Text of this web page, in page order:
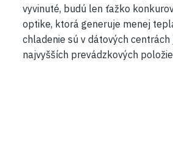
vyvinuté, budú len ťažko
optike, ktorá generuje menej
chladenie sú v dátových centrách
najvyšších prevádzkových